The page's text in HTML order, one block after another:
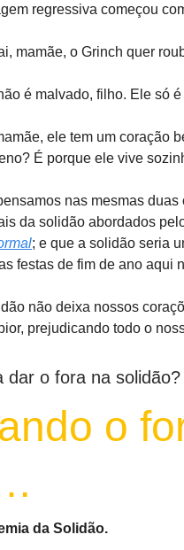
regressiva começou
mamãe, o Grinch quer
é malvado, filho. Ele só
ele tem um coração
É porque ele vive
nas mesmas
da solidão abordados
; e que a solidão seria
festas de fim de ano aqui
não deixa nossos
prejudicando todo o
dar o fora na solidão?
o
da Solidão.